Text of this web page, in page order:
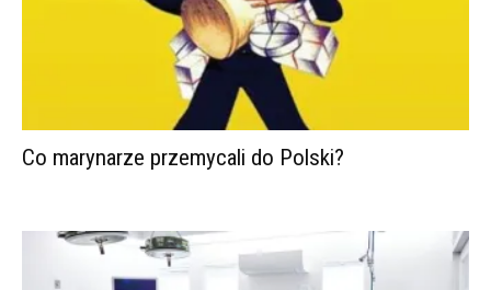
Co marynarze przemycali do Polski?